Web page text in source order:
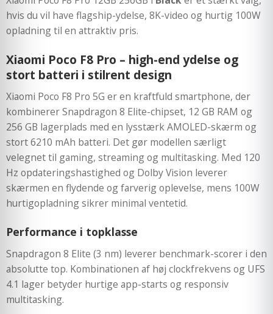
hvis du vil have flagship-ydelse, 8K-video og hurtig 100W
opladning til en attraktiv pris.
Xiaomi Poco F8 Pro – high-end ydelse og
stort batteri i stilrent design
Xiaomi Poco F8 Pro 5G er en kraftfuld smartphone, der
kombinerer Snapdragon 8 Elite-chipset, 12 GB RAM og
256 GB lagerplads med en lysstærk AMOLED-skærm og
stort 6210 mAh batteri. Det gør modellen særligt
velegnet til gaming, streaming og multitasking. Med 120
Hz opdateringshastighed og Dolby Vision leverer
skærmen en flydende og farverig oplevelse, mens 100W
hurtigopladning sikrer minimal ventetid.
Performance i topklasse
Snapdragon 8 Elite (3 nm) leverer benchmark-scorer i den
absolutte top. Kombinationen af høj clockfrekvens og UFS
4.1 lager betyder hurtige app-starts og responsiv
multitasking.